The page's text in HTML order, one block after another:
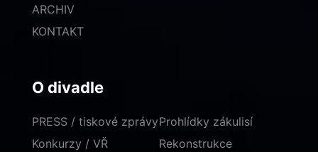
ARCHIV
KONTAKT
O divadle
PRESS / tiskové zprávy
Konkurzy / VŘ
Prohlídky zákulisí
Rekonstrukce